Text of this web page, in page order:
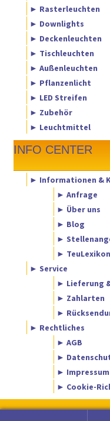
► Rasterleuchten
► Downlights
► Deckenleuchten
► Tischleuchten
► Außenleuchten
► Pflanzenlicht
► LED Streifen
► Zubehör
► Leuchtmittel
INFO CENTER
► Informationen &
► Anfrage
► Über uns
► Blog
►
► TeuLexikon
► Service
► Lieferung
► Zahlarten
►
► Rechtliches
► AGB
►
► Impressum
► Cookie-